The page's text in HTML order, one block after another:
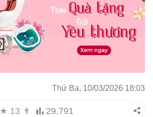
Thứ Ba, 10/03/2026 18:03
★ 13 👨 29.791